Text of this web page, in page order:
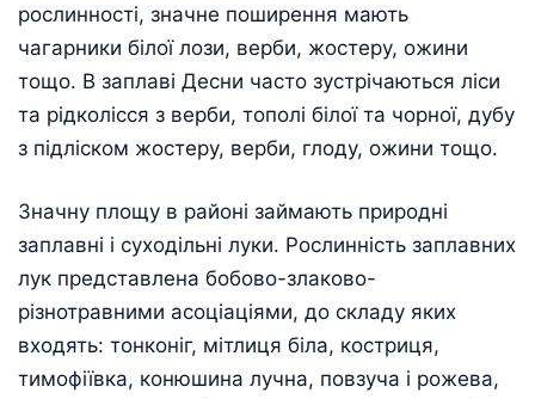
рослинності, значне поширення мають
чагарники білої лози, верби, жостеру, ожини
тощо. В заплаві Десни часто зустрічаються ліси
та рідколісся з верби, тополі білої та чорної, дубу
з підліском жостеру, верби, глоду, ожини тощо.
Значну площу в районі займають природні
заплавні і суходільні луки. Рослинність заплавних
лук представлена бобово-злаково-
різнотравними асоціаціями, до складу яких
входять: тонконіг, мітлиця біла, костриця,
тимофіївка, конюшина лучна, повзуча і рожева,